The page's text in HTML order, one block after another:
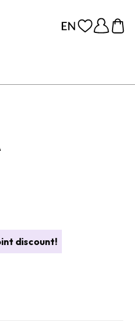
discount!